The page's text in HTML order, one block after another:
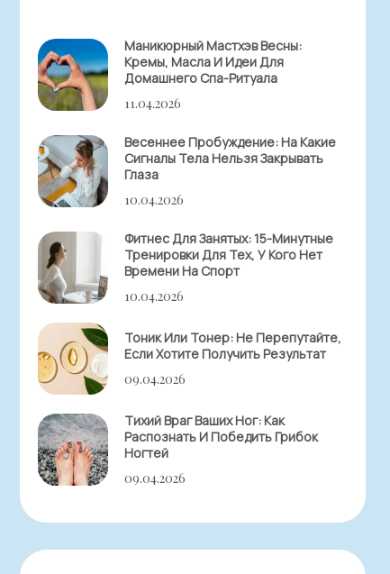
Маникюрный Мастхэв Весны:
Кремы, Масла И Идеи Для
Домашнего Спа-Ритуала
11.04.2026
Весеннее Пробуждение: На Какие
Сигналы Тела Нельзя Закрывать
Глаза
10.04.2026
Фитнес Для Занятых: 15-Минутные
Тренировки Для Тех, У Кого Нет
Времени На Спорт
10.04.2026
Тоник Или Тонер: Не Перепутайте,
Если Хотите Получить Результат
09.04.2026
Тихий Враг Ваших Ног: Как
Распознать И Победить Грибок
Ногтей
09.04.2026